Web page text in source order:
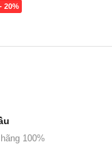
- 20%
100%